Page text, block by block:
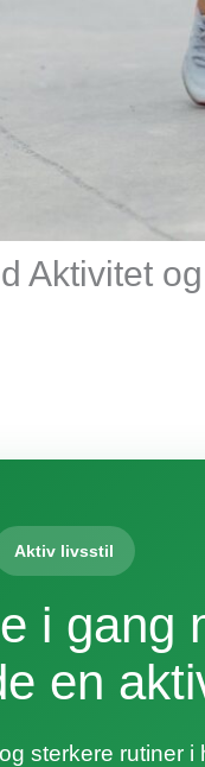
Aktivitet
Aktiv livsstil
i gang
en
sterkere rutiner